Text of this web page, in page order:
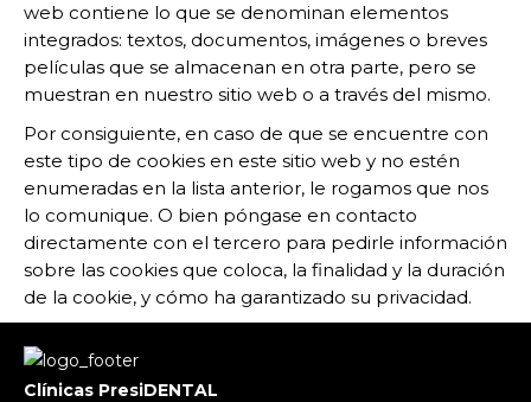
web contiene lo que se denominan elementos
integrados: textos, documentos, imágenes o breves
películas que se almacenan en otra parte, pero se
muestran en nuestro sitio web o a través del mismo.
Por consiguiente, en caso de que se encuentre con
este tipo de cookies en este sitio web y no estén
enumeradas en la lista anterior, le rogamos que nos
lo comunique. O bien póngase en contacto
directamente con el tercero para pedirle información
sobre las cookies que coloca, la finalidad y la duración
de la cookie, y cómo ha garantizado su privacidad.
Clínicas PresiDENTAL